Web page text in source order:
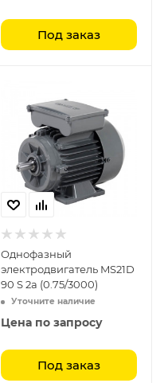
Под заказ
Однофазный
электродвигатель MS21D
90 S 2a (0.75/3000)
Уточните наличие
Цена по запросу
Под заказ